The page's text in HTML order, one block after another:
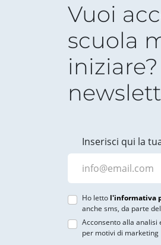
Vuoi
scuola
Inserisci qui la
Ho letto l'informativa
anche sms, da parte
Acconsento alla
per motivi di marketing